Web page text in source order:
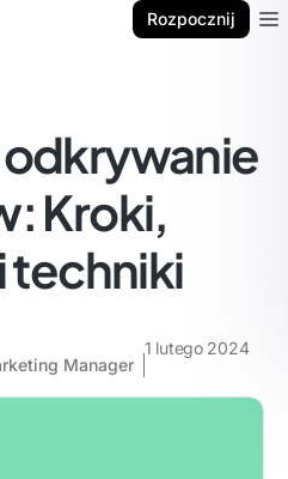
Rozpocznij
Kroki,
techniki
Manager
1 lutego 2024